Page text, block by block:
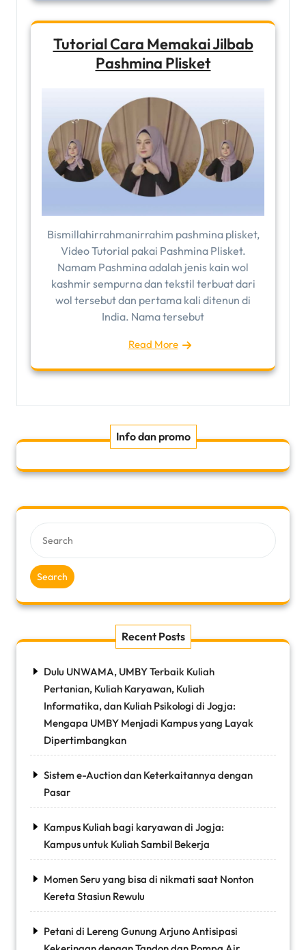
Tutorial Cara Memakai Jilbab
Pashmina Plisket
Bismillahirrahmanirrahim pashmina plisket,
Video Tutorial pakai Pashmina Plisket.
Namam Pashmina adalah jenis kain wol
kashmir sempurna dan tekstil terbuat dari
wol tersebut dan pertama kali ditenun di
India. Nama tersebut
Read More
Info dan promo
Search
Recent Posts
Dulu UNWAMA, UMBY Terbaik Kuliah
Pertanian, Kuliah Karyawan, Kuliah
Informatika, dan Kuliah Psikologi di Jogja:
Mengapa UMBY Menjadi Kampus yang Layak
Dipertimbangkan
Sistem e-Auction dan Keterkaitannya dengan
Pasar
Kampus Kuliah bagi karyawan di Jogja:
Kampus untuk Kuliah Sambil Bekerja
Momen Seru yang bisa di nikmati saat Nonton
Kereta Stasiun Rewulu
Petani di Lereng Gunung Arjuno Antisipasi